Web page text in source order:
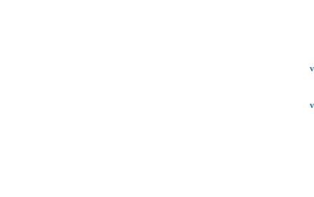
v
v